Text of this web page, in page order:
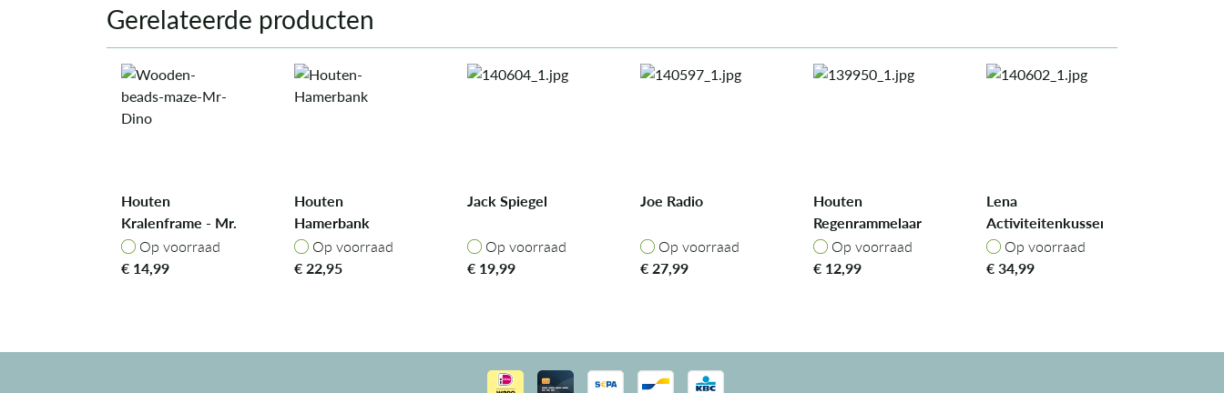
Gerelateerde producten
Houten
Kralenframe - Mr.
DinoOp voorraad
Op voorraad
€ 14,99
Houten
Hamerbank
Op voorraad
Op voorraad
€22,95
Jack Spiegel
Op voorraad
Op voorraad
€ 19,99
Joe Radio
Op voorraad
Op voorraad
€27,99
Houten
Regenrammelaar
- Mrs. Cat
Op voorraad
Op voorraad
€ 12,99
Lena
Activiteitenkussen
Op voorraad
Op voorraad
€34,99